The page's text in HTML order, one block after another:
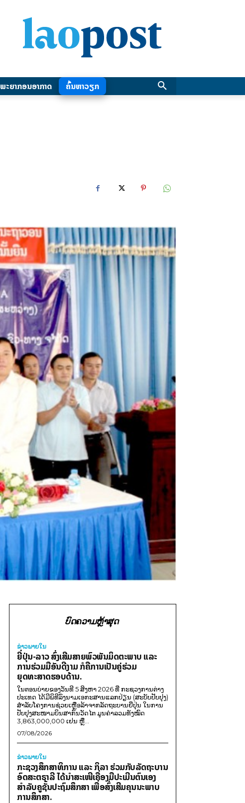
ພະຍາກອນອາກາດ ຄົ້ນຫາວຽກ
ບົດຄວາມຫຼ້າສຸດ
ຂ່າວພາຍ​ໃນ
ຍີ່ປຸ່ນ-ລາວ ສົ່ງເສີມສາຍພົວພັນມິດຕະພາບ ແລະ
ການຮ່ວມມືອັນດີງາມ ກໍຄືການເປັນຄູ່ຮ່ວມ
ຍຸດທະສາດຮອບດ້ານ.
ໃນຕອນບ່າຍຂອງວັນທີ 5 ສິງຫາ 2026 ທີ່ ກະຊວງການຕ່າງ
ປະເທດ ໄດ້ມີພິທີລົງນາມເອກະສານແລກປ່ຽນ (ສະບັບປັບປຸງ)
ສໍາລັບໂຄງການຊ່ວຍເຫຼືອລ້າຈາກລັດຖະບານຍີ່ປຸ່ນ ໃນການ
ປັບປຸງສະໜາມບິນສາກົນວັດໄຕ ມູນຄ່າລວມທັງໝົດ
3,863,000,000 ເຢນ ຫຼື...
07/08/2026
ຂ່າວພາຍ​ໃນ
ກະຊວງສຶກສາທິການ ແລະ ກິລາ ຮ່ວມກັບລັດຖະບານ
ອົດສະຕຣາລີ ໄດ້ນຳສະເໜີເຄື່ອງມືປະເມີນຕົນເອງ
ສຳລັບຄູຊັ້ນປະຖົມສຶກສາ ເພື່ອສົ່ງເສີມຄຸນນະພາບ
ການສຶກສາ.